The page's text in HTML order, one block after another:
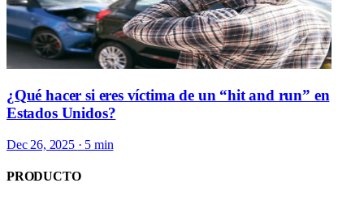
¿Qué hacer si eres víctima de un “hit and run” en
Estados Unidos?
Dec 26, 2025 · 5 min
PRODUCTO